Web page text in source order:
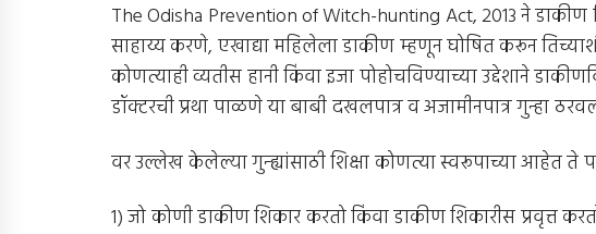
The Odisha Prevention of Witch-hunting Act, 2013 ने डाकीण
साहाय्य करणे, एखाद्या महिलेला डाकीण म्हणून घोषित करून
कोणत्याही व्यतीस हानी किंवा इजा पोहोचविण्याच्या उद्देशाने
डॉक्टरची प्रथा पाळणे या बाबी दखलपात्र व अजामीनपात्र गुन्हा
वर उल्लेख केलेल्या गुन्ह्यांसाठी शिक्षा कोणत्या स्वरूपाच्या आहेत ते
१) जो कोणी डाकीण शिकार करतो किंवा डाकीण शिकारीस प्रवृत्त